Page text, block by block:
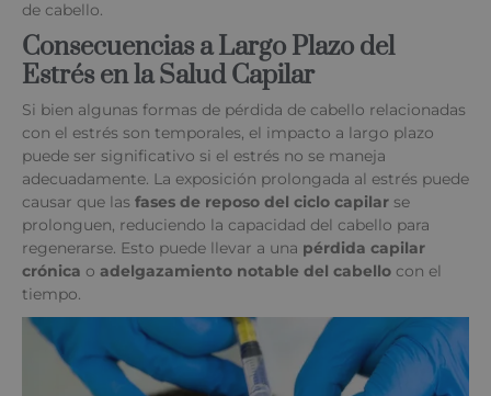
de cabello.
Consecuencias a Largo Plazo del
Estrés en la Salud Capilar
Si bien algunas formas de pérdida de cabello relacionadas
con el estrés son temporales, el impacto a largo plazo
puede ser significativo si el estrés no se maneja
adecuadamente. La exposición prolongada al estrés puede
causar que las fases de reposo del ciclo capilar se
prolonguen, reduciendo la capacidad del cabello para
regenerarse. Esto puede llevar a una pérdida capilar
crónica o adelgazamiento notable del cabello con el
tiempo.